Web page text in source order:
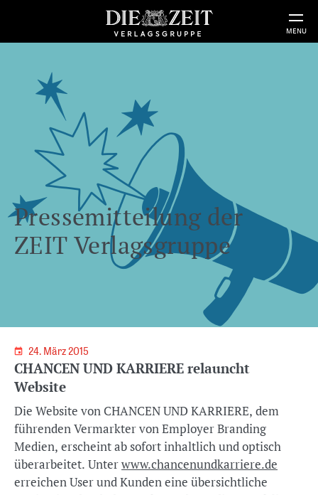
MENU
Pressemitteilung der
ZEIT Verlagsgruppe
24. März 2015
CHANCEN UND KARRIERE relauncht
Website
Die Website von CHANCEN UND KARRIERE, dem
führenden Vermarkter von Employer Branding
Medien, erscheint ab sofort inhaltlich und optisch
überarbeitet. Unterwww.chancenundkarriere.de
erreichen User und Kunden eine übersichtliche